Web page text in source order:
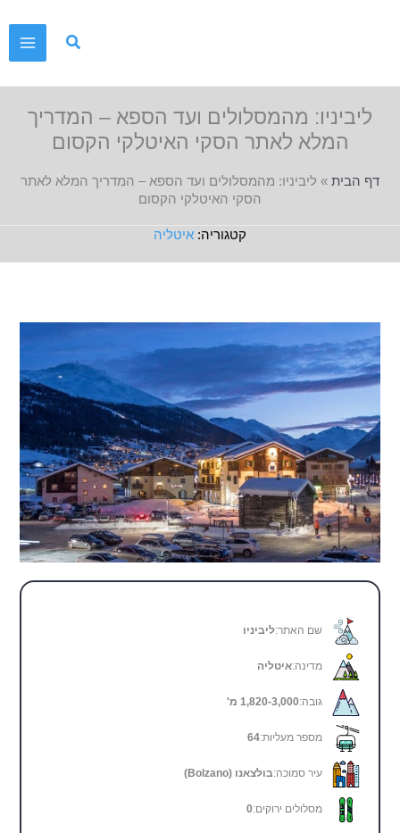
ליביניו: מהמסלולים ועד הספא – המדריך
המלא לאתר הסקי האיטלקי הקסום
דף הבית » ליביניו: מהמסלולים ועד הספא – המדריך המלא לאתר
הסקי האיטלקי הקסום
איטליה
שם האתר:ליביניו
מסלולים ירוקים:0
מדינה:איטליה
גובה:1,820-3,000 מ'
מספר מעליות:64
עיר סמוכה:בולצאנו (Bolzano)